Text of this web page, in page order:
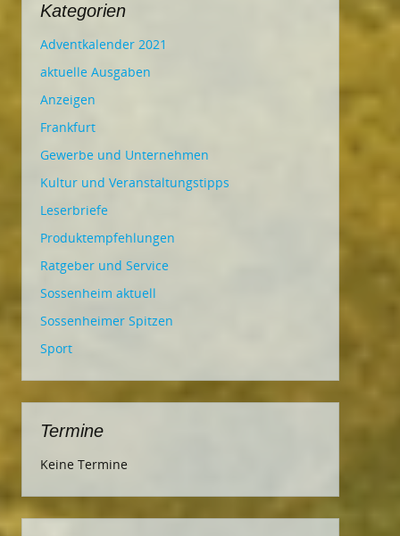
Kategorien
Adventkalender 2021
aktuelle Ausgaben
Anzeigen
Frankfurt
Gewerbe und Unternehmen
Kultur und Veranstaltungstipps
Leserbriefe
Produktempfehlungen
Ratgeber und Service
Sossenheim aktuell
Sossenheimer Spitzen
Sport
Termine
Keine Termine